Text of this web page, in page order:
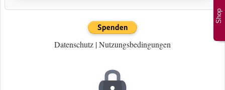
Shop
Datenschutz |Nutzungsbedingungen